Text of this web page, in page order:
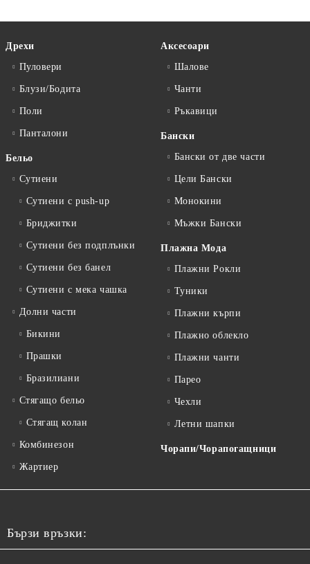
Дрехи
Пуловери
Блузи/Бодита
Поли
Панталони
Бельо
Сутиени
Сутиени с push-up
Бриджитки
Сутиени без подплънки
Сутиени без банел
Сутиени с мека чашка
Долни части
Бикини
Прашки
Бразилиани
Стягащо бельо
Стягащ колан
Комбинезон
Жартиер
Аксесоари
Шалове
Чанти
Ръкавици
Бански
Бански от две части
Цели Бански
Монокини
Мъжки Бански
Плажна Мода
Плажни Рокли
Туники
Плажни кърпи
Плажно облекло
Плажни чанти
Парео
Чехли
Летни шапки
Чорапи/Чорапогащници
Бързи връзки: